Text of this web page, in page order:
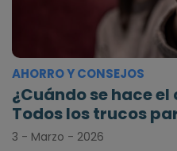
AHORRO Y CONSEJOS
¿Cuándo se hace
Todos los trucos
3 - Marzo - 2026